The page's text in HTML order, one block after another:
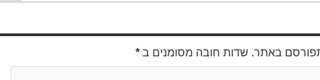
באתר. שדות חובה מסומנים ב *